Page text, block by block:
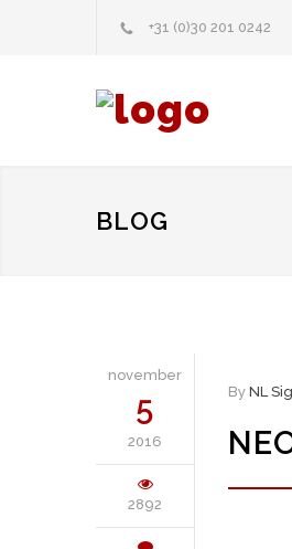
+31 (0)30 201 0242
BLOG
november
5
2016
2892
By NL